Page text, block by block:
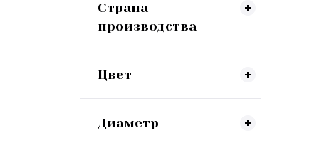
Страна
производства
Цвет
Диаметр